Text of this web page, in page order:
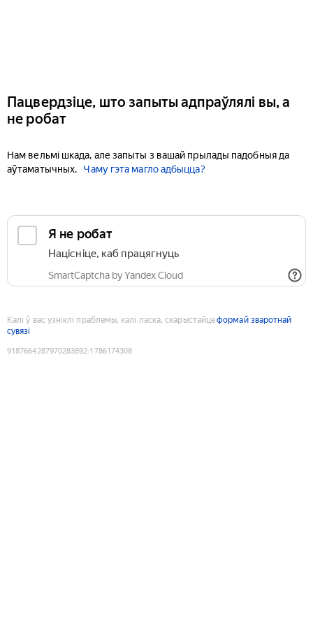
Пацвердзіце, што запыты адпраўлялі вы, а
не робат
Нам вельмі шкада, але запыты з вашай прылады падобныя да
аўтаматычных.
Чаму гэта магло адбыцца?
Я не робат
Націсніце, каб працягнуць
SmartCaptcha by Yandex Cloud
Калі ў вас узніклі праблемы, калі ласка, скарыстайцеформай зваротнай
сувязі
9187664287970283892:1786174308